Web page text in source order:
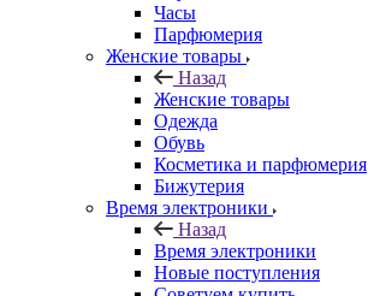
Часы
Парфюмерия
Женские товары
Назад
Женские товары
Одежда
Обувь
Косметика и парфюмерия
Бижутерия
Время электроники
Назад
Время электроники
Новые поступления